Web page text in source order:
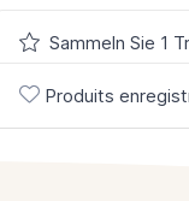
Sammeln Sie 1
Produits